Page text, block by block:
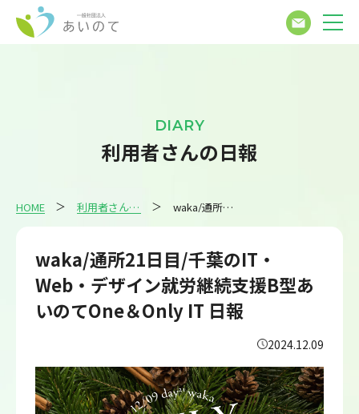
DIARY
利用者さんの日報
HOME 利用者さんの日報 waka/通所21日目/千葉のIT・Web・デザイン就労継続支援B型あいのてOne＆Only IT 日報
waka/通所21日目/千葉のIT・
Web・デザイン就労継続支援B型あ
いのてOne＆Only IT 日報
2024.12.09